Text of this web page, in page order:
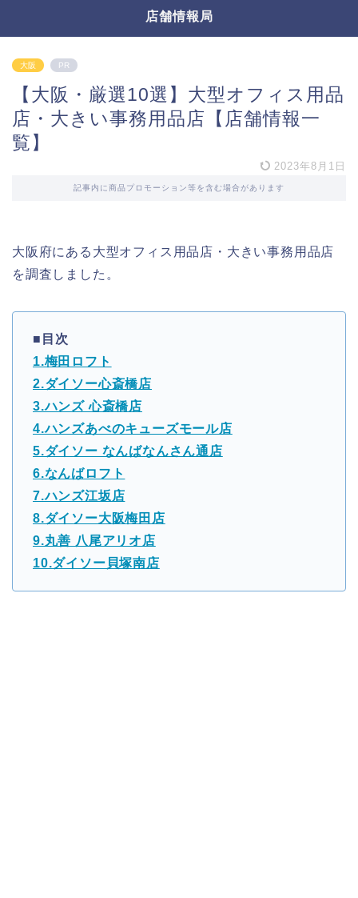
店舗情報局
大阪 PR
【大阪・厳選10選】大型オフィス用品
店・大きい事務用品店【店舗情報一
覧】
2023年8月1日
記事内に商品プロモーション等を含む場合があります
大阪府にある大型オフィス用品店・大きい事務用品店
を調査しました。
■目次
1.梅田ロフト
2.ダイソー心斎橋店
3.ハンズ 心斎橋店
4.ハンズあべのキューズモール店
5.ダイソー なんばなんさん通店
6.なんばロフト
7.ハンズ江坂店
8.ダイソー大阪梅田店
9.丸善 八尾アリオ店
10.ダイソー貝塚南店